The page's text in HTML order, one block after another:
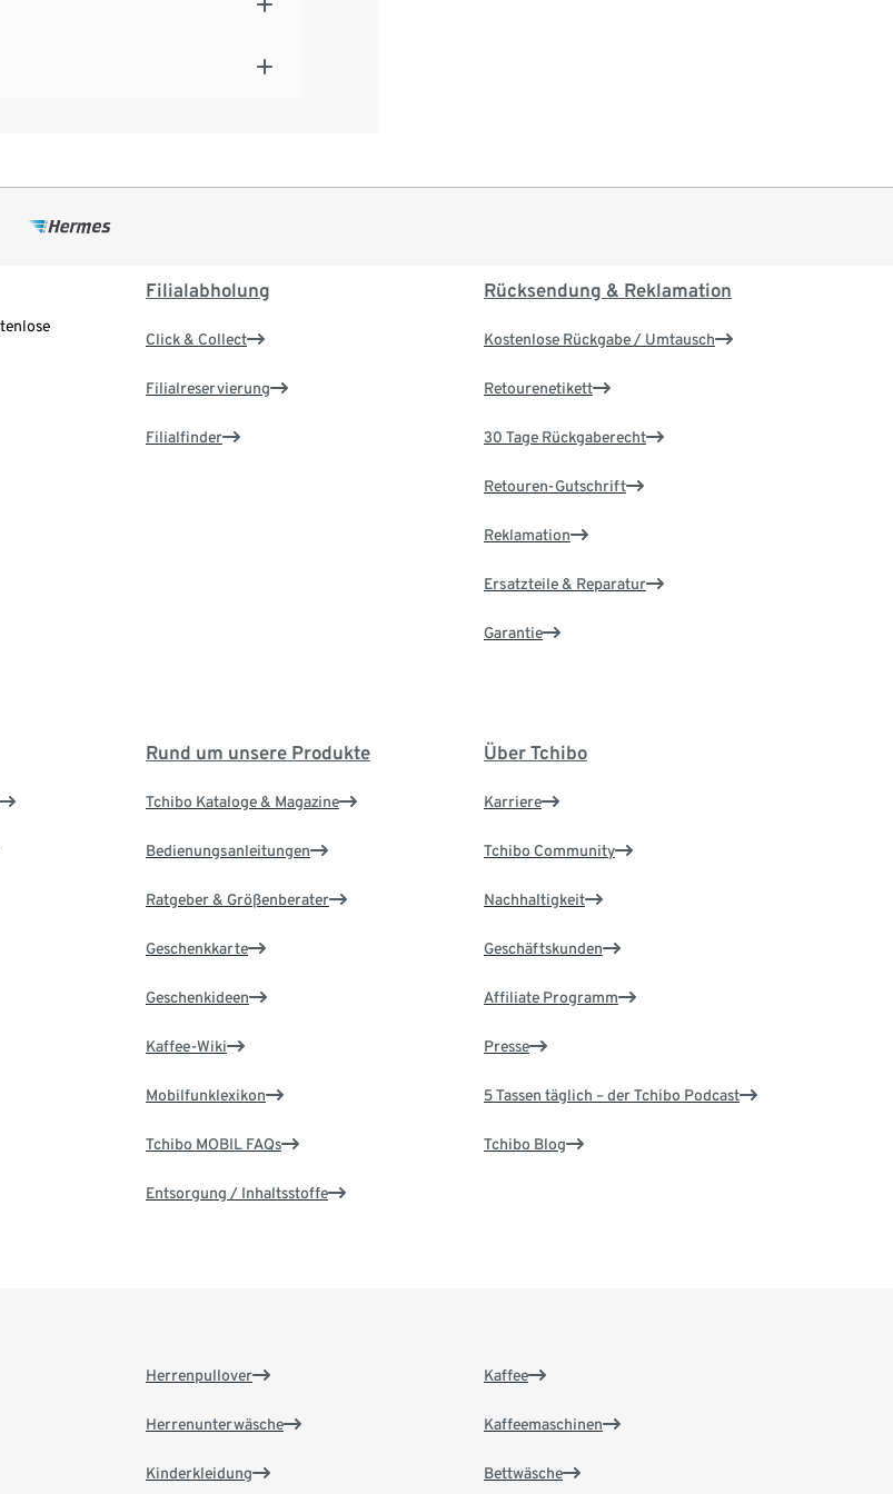
Filialabholung
Click & Collect
Filialreservierung
Filialfinder
Rücksendung & Reklamation
Kostenlose Rückgabe / Umtausch
Retourenetikett
30 Tage Rückgaberecht
Retouren-Gutschrift
Reklamation
Ersatzteile & Reparatur
Garantie
Rund um unsere Produkte
Tchibo Kataloge & Magazine
Bedienungsanleitungen
Ratgeber & Größenberater
Geschenkkarte
Geschenkideen
Kaffee-Wiki
Mobilfunklexikon
Tchibo MOBIL FAQs
Entsorgung / Inhaltsstoffe
Über Tchibo
Karriere
Tchibo Community
Nachhaltigkeit
Geschäftskunden
Affiliate Programm
Presse
5 Tassen täglich – der Tchibo Podcast
Tchibo Blog
Herrenpullover
Herrenunterwäsche
Kinderkleidung
Kaffee
Kaffeemaschinen
Bettwäsche